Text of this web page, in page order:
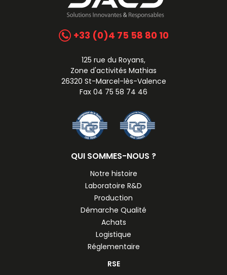
+33 (0)4 75 58 80 10
125 rue du Royans,
Zone d'activités Mathias
26320 St-Marcel-lès-Valence
Fax 04 75 58 74 46
QUI SOMMES-NOUS ?
Notre histoire
Laboratoire R&D
Production
Démarche Qualité
Achats
Logistique
Réglementaire
RSE